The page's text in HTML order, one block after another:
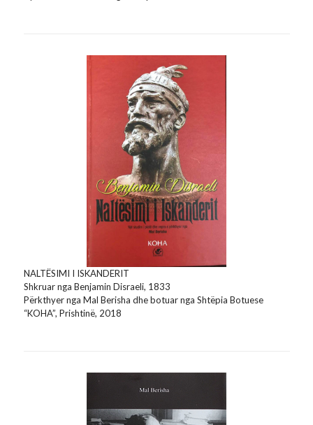
NALTËSIMI I ISKANDERIT
Shkruar nga Benjamin Disraeli, 1833
Përkthyer nga Mal Berisha dhe botuar nga Shtëpia Botuese
“KOHA”, Prishtinë, 2018